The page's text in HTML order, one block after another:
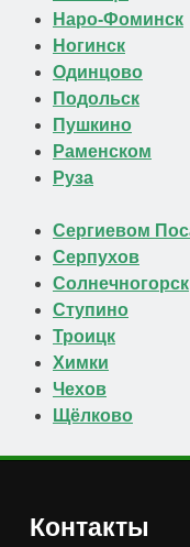
Наро-Фоминск
Ногинск
Одинцово
Подольск
Пушкино
Раменском
Руза
Сергиевом
Серпухов
Солнечногорск
Ступино
Троицк
Химки
Чехов
Щёлково
Контакты